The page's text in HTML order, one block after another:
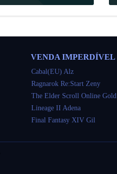
Compra rápida
VENDA IMPERDÍVEL
Cabal(EU) Alz
Ragnarok Re:Start Zeny
The Elder Scroll Online Gold
Lineage II Adena
Final Fantasy XIV Gil